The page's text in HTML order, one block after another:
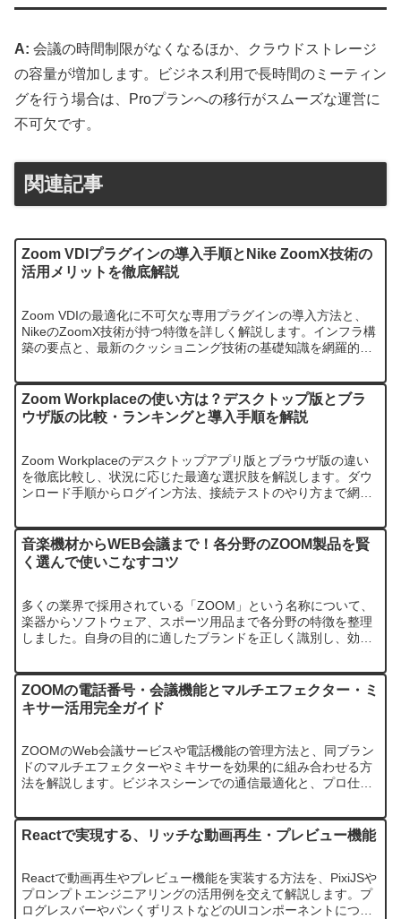
A: 会議の時間制限がなくなるほか、クラウドストレージ
の容量が増加します。ビジネス利用で長時間のミーティン
グを行う場合は、Proプランへの移行がスムーズな運営に
不可欠です。
関連記事
Zoom VDIプラグインの導入手順とNike ZoomX技術の
活用メリットを徹底解説
Zoom VDIの最適化に不可欠な専用プラグインの導入方法と、
NikeのZoomX技術が持つ特徴を詳しく解説します。インフラ構
築の要点と、最新のクッショニング技術の基礎知識を網羅的に
Zoom Workplaceの使い方は？デスクトップ版とブラ
ウザ版の比較・ランキングと導入手順を解説
Zoom Workplaceのデスクトップアプリ版とブラウザ版の違い
を徹底比較し、状況に応じた最適な選択肢を解説します。ダウ
ンロード手順からログイン方法、接続テストのやり方まで網羅
音楽機材からWEB会議まで！各分野のZOOM製品を賢
く選んで使いこなすコツ
多くの業界で採用されている「ZOOM」という名称について、
楽器からソフトウェア、スポーツ用品まで各分野の特徴を整理
しました。自身の目的に適したブランドを正しく識別し、効率
ZOOMの電話番号・会議機能とマルチエフェクター・ミ
キサー活用完全ガイド
ZOOMのWeb会議サービスや電話機能の管理方法と、同ブラン
ドのマルチエフェクターやミキサーを効果的に組み合わせる方
法を解説します。ビジネスシーンでの通信最適化と、プロ仕様
Reactで実現する、リッチな動画再生・プレビュー機能
Reactで動画再生やプレビュー機能を実装する方法を、PixiJSや
プロンプトエンジニアリングの活用例を交えて解説します。プ
ログレスバーやパンくずリストなどのUIコンポーネントについ